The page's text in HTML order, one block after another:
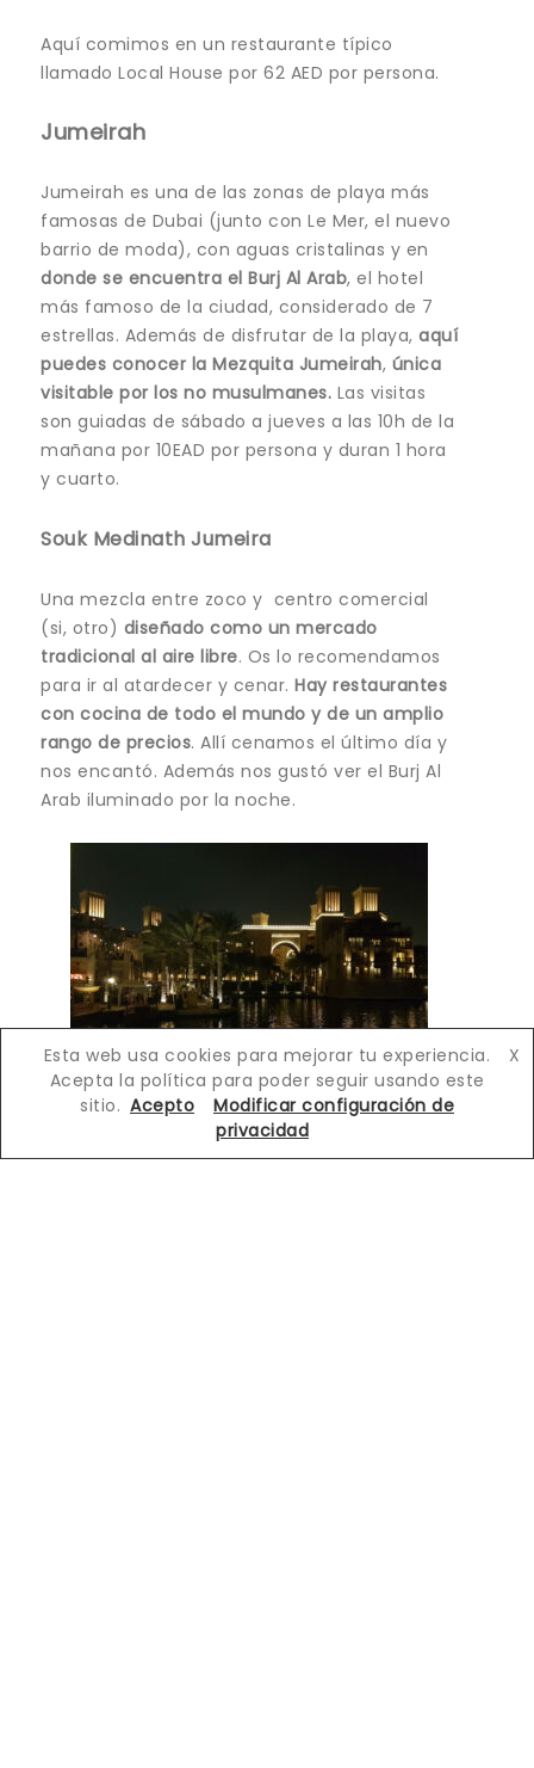
Aquí comimos en un restaurante típico
llamado Local House por 62 AED por persona.
Jumeirah
Jumeirah es una de las zonas de playa más
famosas de Dubai (junto con Le Mer, el nuevo
barrio de moda), con aguas cristalinas y en
donde se encuentra el Burj Al Arab, el hotel
más famoso de la ciudad, considerado de 7
estrellas. Además de disfrutar de la playa, aquí
puedes conocer la Mezquita Jumeirah, única
visitable por los no musulmanes. Las visitas
son guiadas de sábado a jueves a las 10h de la
mañana por 10EAD por persona y duran 1 hora
y cuarto.
Souk Medinath Jumeira
Una mezcla entre zoco y centro comercial
(si, otro) diseñado como un mercado
tradicional al aire libre. Os lo recomendamos
para ir al atardecer y cenar. Hay restaurantes
con cocina de todo el mundo y de un amplio
rango de precios. Allí cenamos el último día y
nos encantó. Además nos gustó ver el Burj Al
Arab iluminado por la noche.
… y más
Esta web usa cookies para mejorar tu experiencia.
Acepta la política para poder seguir usando este
sitio.
X
Acepto
Modificar configuración de
privacidad